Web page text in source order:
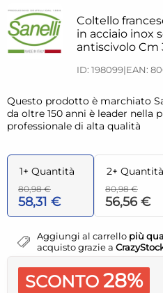
Coltello
in acciaio inox
antiscivolo Cm
ID: 198099|EAN:
Questo prodotto è marchiato
da oltre 150 anni è leader nella
professionale di alta qualità
1+ Quantità
80,98 €
58,31 €
2+ Quantità
80,98 €
56,56 €
Aggiungi al carrello più
acquisto grazie a
SCONTO 28%